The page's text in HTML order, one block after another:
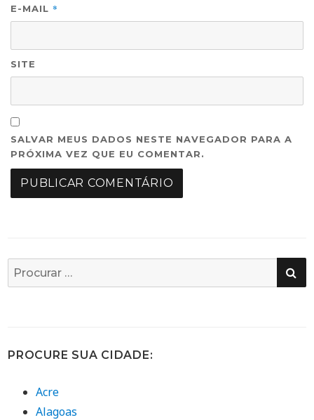
E-MAIL *
SITE
SALVAR MEUS DADOS NESTE NAVEGADOR PARA A
PRÓXIMA VEZ QUE EU COMENTAR.
Busca
por:
PROCURE SUA CIDADE:
Acre
Alagoas